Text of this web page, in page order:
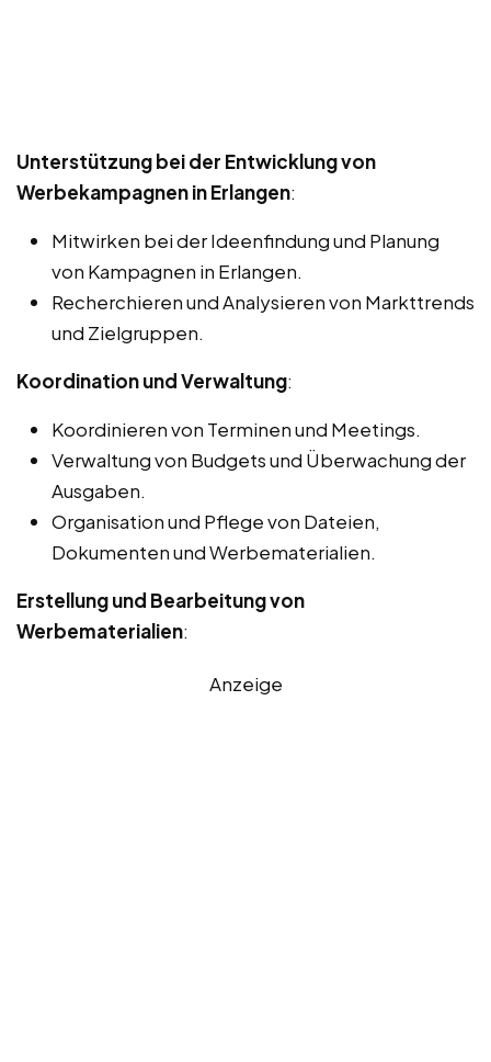
Unterstützung bei der Entwicklung von
Werbekampagnen in Erlangen:
Mitwirken bei der Ideenfindung und Planung
von Kampagnen in Erlangen.
Recherchieren und Analysieren von Markttrends
und Zielgruppen.
Koordination und Verwaltung:
Koordinieren von Terminen und Meetings.
Verwaltung von Budgets und Überwachung der
Ausgaben.
Organisation und Pflege von Dateien,
Dokumenten und Werbematerialien.
Erstellung und Bearbeitung von
Werbematerialien:
Anzeige